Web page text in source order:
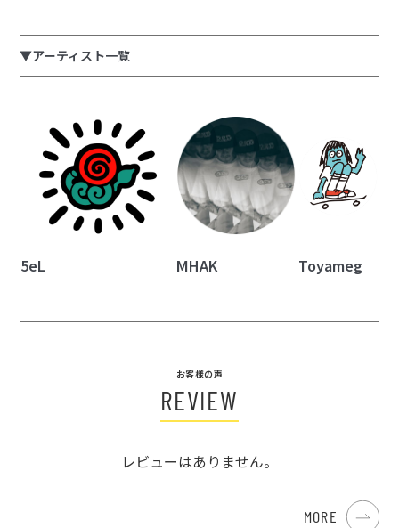
▼アーティスト一覧
5eL MHAK Toyameg
お客様の声
REVIEW
レビューはありません。
MORE